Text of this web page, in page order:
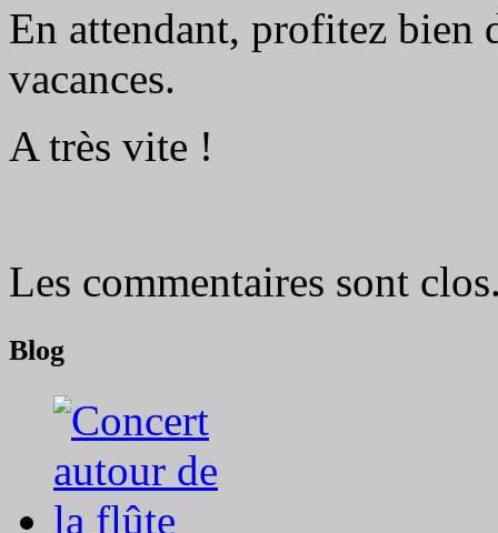
En attendant, profitez bien
vacances.
A très vite !
Les commentaires sont
Blog